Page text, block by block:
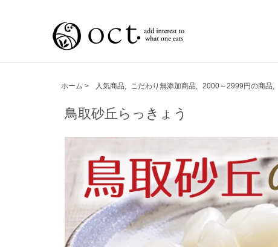
ホーム > 人気商品, こだわり無添加商品, 2000～2999円の商品,
鳥取砂丘らっきょう